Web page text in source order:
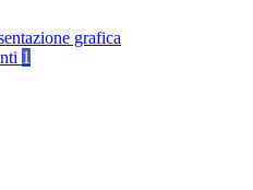
grafica
1